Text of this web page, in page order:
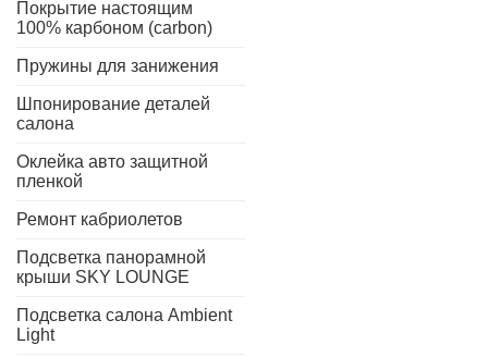
Покрытие настоящим
100% карбоном (carbon)
Пружины для занижения
Шпонирование деталей
салона
Оклейка авто защитной
пленкой
Ремонт кабриолетов
Подсветка панорамной
крыши SKY LOUNGE
Подсветка салона Ambient
Light